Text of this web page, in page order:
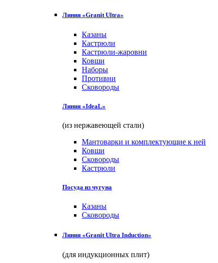
Линия «Granit Ultra»
Казаны
Кастрюли
Кастрюли-жаровни
Ковши
Наборы
Противни
Сковороды
Линия «IdeaL»
(из нержавеющей стали)
Мантоварки и комплектующие к ней
Ковши
Сковороды
Кастрюли
Посуда из чугуна
Казаны
Сковороды
Линия «Granit Ultra Induction»
(для индукционных плит)